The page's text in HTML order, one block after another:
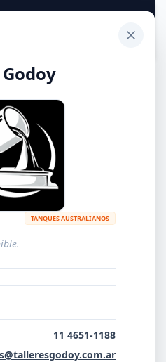
y Siderúrgicas
EMPRESA
empresas.
TANQUES AUSTRALIANOS
11 4651-1188